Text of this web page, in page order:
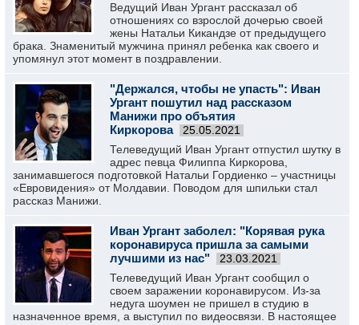
Ведущий Иван Ургант рассказал об
отношениях со взрослой дочерью своей
жены Натальи Кикандзе от предыдущего
брака. Знаменитый мужчина принял ребенка как своего и
упомянул этот момент в поздравлении.
"Держался, чтобы не упасть": Иван
Ургант пошутил над рассказом
Манижи про объятия
Киркорова
25.05.2021
Телеведущий Иван Ургант отпустил шутку в
адрес певца Филиппа Киркорова,
занимавшегося подготовкой Натальи Гордиенко – участницы
«Евровидения» от Молдавии. Поводом для шпильки стал
рассказ Манижи.
Иван Ургант заболел: "Корявая рука
коронавируса пришла за самыми
лучшими из нас"
23.03.2021
Телеведущий Иван Ургант сообщил о
своем заражении коронавирусом. Из-за
недуга шоумен не пришел в студию в
назначенное время, а выступил по видеосвязи. В настоящее